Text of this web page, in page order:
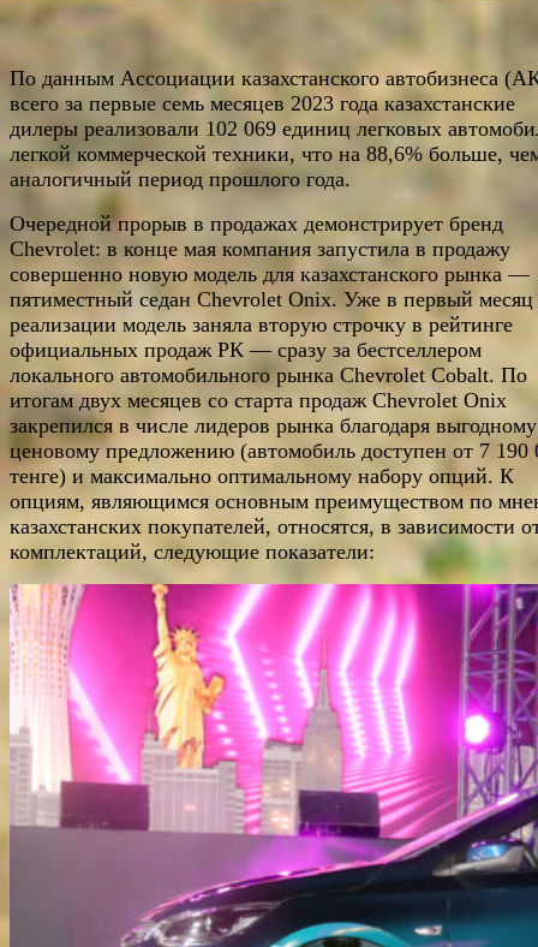
По данным Ассоциации казахстанского автобизнеса
всего за первые семь месяцев 2023 года казахстанские
дилеры реализовали 102 069 единиц легковых
легкой коммерческой техники, что на 88,6% больше,
аналогичный период прошлого года.
Очередной прорыв в продажах демонстрирует бренд
Chevrolet: в конце мая компания запустила в продажу
совершенно новую модель для казахстанского рынка —
пятиместный седан Chevrolet Onix. Уже в первый месяц
реализации модель заняла вторую строчку в рейтинге
официальных продаж РК — сразу за бестселлером
локального автомобильного рынка Chevrolet Cobalt. По
итогам двух месяцев со старта продаж Chevrolet Onix
закрепился в числе лидеров рынка благодаря выгодному
ценовому предложению (автомобиль доступен от 7 190
тенге) и максимально оптимальному набору опций. К
опциям, являющимся основным преимуществом по
казахстанских покупателей, относятся, в зависимости
комплектаций, следующие показатели: